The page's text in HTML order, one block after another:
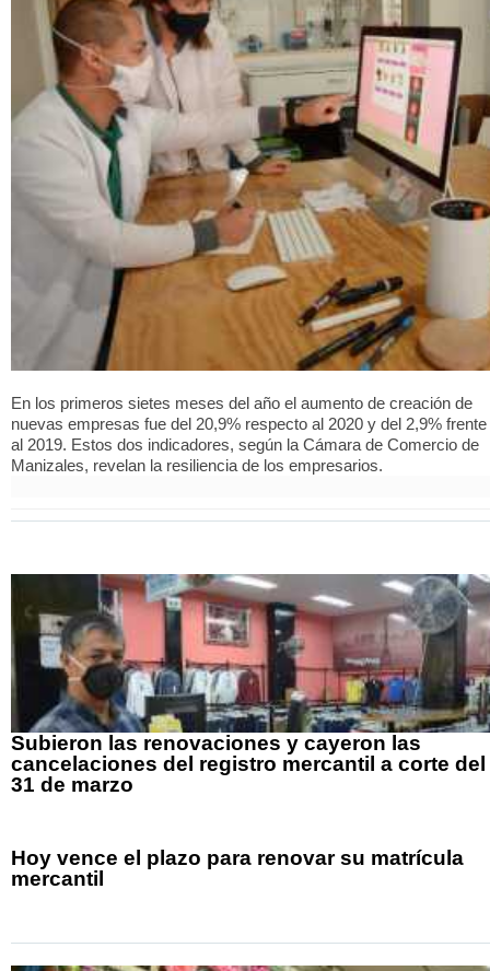
En los primeros sietes meses del año el aumento de creación de
nuevas empresas fue del 20,9% respecto al 2020 y del 2,9% frente
al 2019. Estos dos indicadores, según la Cámara de Comercio de
Manizales, revelan la resiliencia de los empresarios.
Subieron las renovaciones y cayeron las
cancelaciones del registro mercantil a corte del
31 de marzo
Hoy vence el plazo para renovar su matrícula
mercantil